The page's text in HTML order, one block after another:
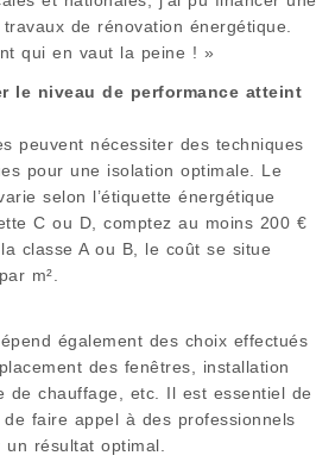
de rénovation énergétique.
qui en vaut la peine ! »
le niveau de performance atteint
peuvent nécessiter des techniques
pour une isolation optimale. Le
selon l’étiquette énergétique
C ou D, comptez au moins 200 €
classe A ou B, le coût se situe
m².
également des choix effectués
des fenêtres, installation
de chauffage, etc. Il est essentiel de
faire appel à des professionnels
résultat optimal.